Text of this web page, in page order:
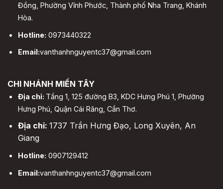
Đồng, Phường Vĩnh Phước, Thành phố Nha Trang, Khánh
Hòa.
Hotline: 0973440322
Email:vanthanhnguyentc37@gmail.com
CHI NHÁNH MIỀN TÂY
Địa chỉ: Tầng 1, 125 đường B3, KDC Hưng Phú 1, Phường
Hưng Phú, Quận Cái Răng, Cần Thơ.
Địa chỉ: 1737 Trần Hưng Đạo, Long Xuyên, An
Giang
Hotline: 0907129412
Email:vanthanhnguyentc37@gmail.com